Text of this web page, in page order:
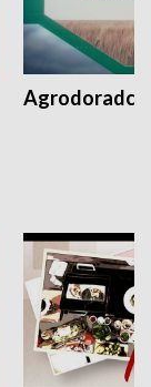
Agrodoradcy